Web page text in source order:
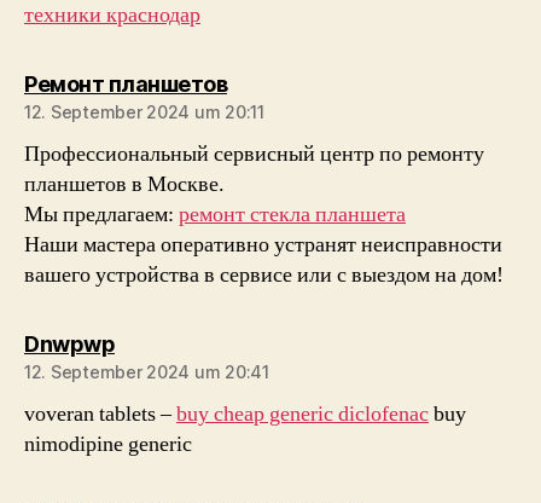
техники краснодар
Ремонт планшетовsagt:
12. September 2024 um 20:11
Профессиональный сервисный центр по ремонту
планшетов в Москве.
Мы предлагаем: ремонт стекла планшета
Наши мастера оперативно устранят неисправности
вашего устройства в сервисе или с выездом на дом!
Dnwpwpsagt:
12. September 2024 um 20:41
voveran tablets –buy cheap generic diclofenacbuy
nimodipine generic